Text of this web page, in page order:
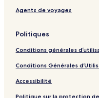
Agents de voyages
Politiques
Conditions générales
Conditions Générales
Accessibilité
Politique sur la protection